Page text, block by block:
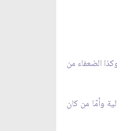
الضعفاء من
وأمّا من كان